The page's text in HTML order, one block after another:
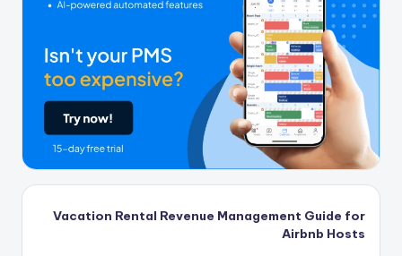
Vacation Rental Revenue Management Guide for
Airbnb Hosts